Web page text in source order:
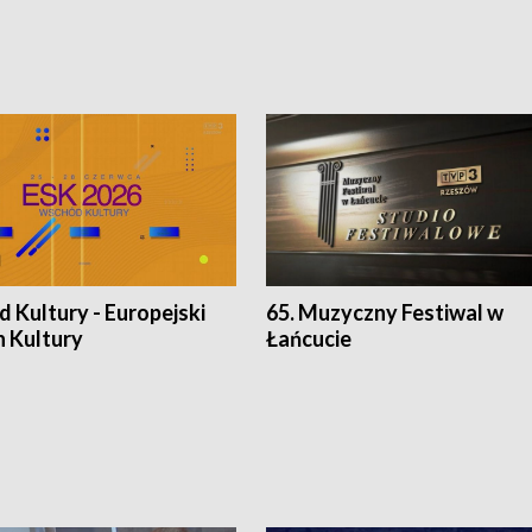
Kultury - Europejski
Kultury
65. Muzyczny Festiwal w
Łańcucie